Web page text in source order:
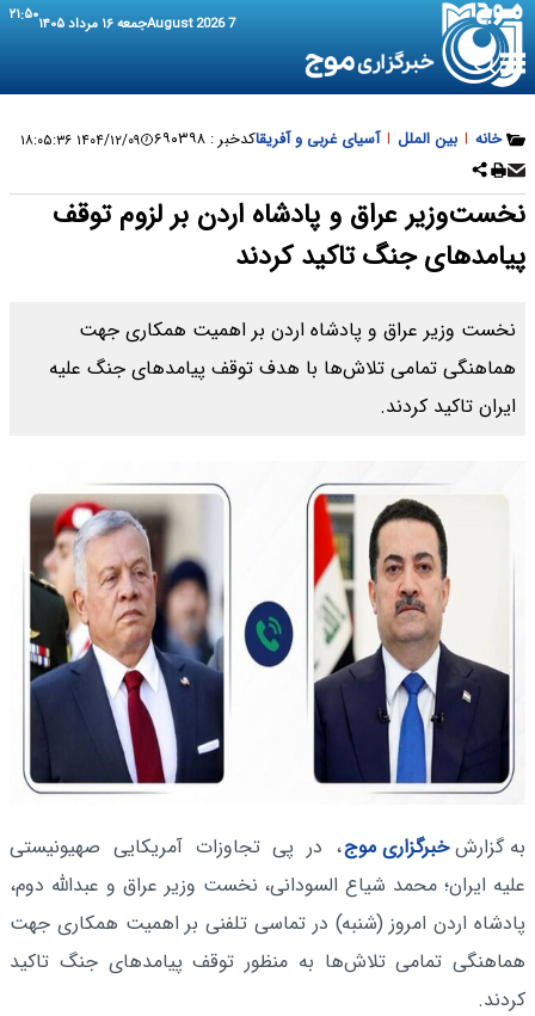
7 August 2026 جمعه ۱۶ مرداد ۱۴۰۵ ۲۱:۵۰
خانه | بین الملل | آسیای غربی و آفریقاکدخبر : ۶۹۰۳۹۸ ۱۴۰۴/۱۲/۰۹ ۱۸:۰۵:۳۶
نخست‌وزیر عراق و پادشاه اردن بر لزوم توقف
پیامدهای جنگ تاکید کردند
نخست وزیر عراق و پادشاه اردن بر اهمیت همکاری جهت
هماهنگی تمامی تلاش‌ها با هدف توقف پیامدهای جنگ علیه
ایران تاکید کردند.
به گزارشخبرگزاری موج، در پی تجاوزات آمریکایی صهیونیستی
علیه ایران؛ محمد شیاع السودانی، نخست وزیر عراق و عبدالله دوم،
پادشاه اردن امروز (شنبه) در تماسی تلفنی بر اهمیت همکاری جهت
هماهنگی تمامی تلاش‌ها به منظور توقف پیامدهای جنگ تاکید
کردند.